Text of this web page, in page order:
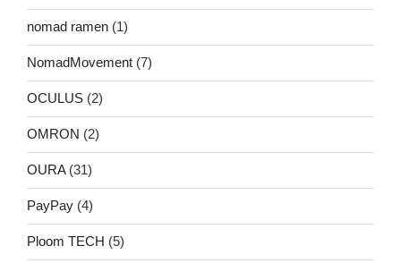
nomad ramen (1)
NomadMovement (7)
OCULUS (2)
OMRON (2)
OURA(31)
PayPay (4)
Ploom TECH (5)